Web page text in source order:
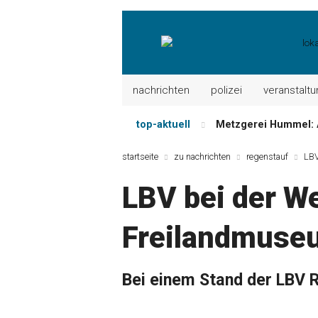
nachrichten polizei
top-aktuell
Mayerhof
Maxhütter
Nutzen Sie
Metzgerei
startseite zu nachrichten regenstauf
LBV bei der
Bei einem Stand der LBV